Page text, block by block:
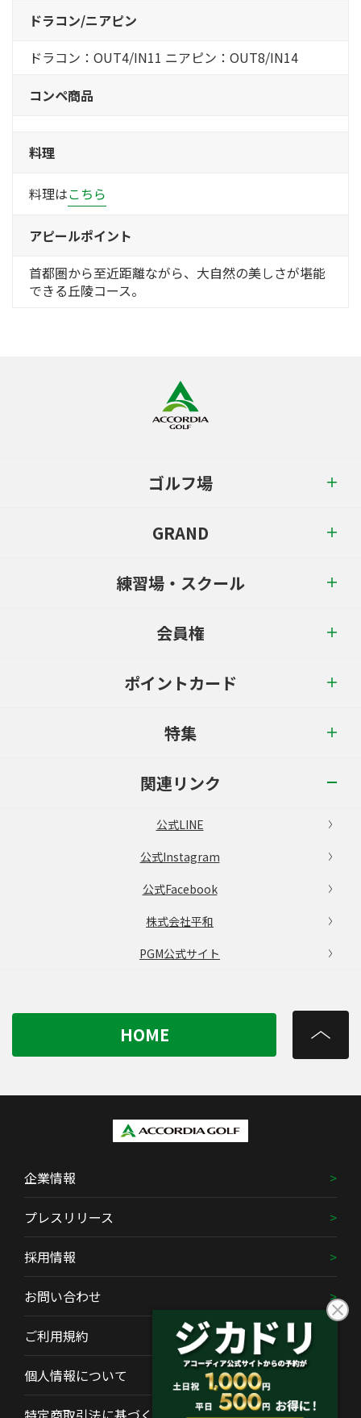
ドラコン/ニアピン
ドラコン：OUT4/IN11 ニアピン：OUT8/IN14
コンペ商品
料理
料理はこちら
アピールポイント
首都圏から至近距離ながら、大自然の美しさが堪能
できる丘陵コース。
ゴルフ場
GRAND
練習場・スクール
会員権
ポイントカード
特集
関連リンク
公式LINE
公式Instagram
公式Facebook
株式会社平和
PGM公式サイト
HOME
企業情報
プレスリリース
採用情報
お問い合わせ
ご利用規約
個人情報について